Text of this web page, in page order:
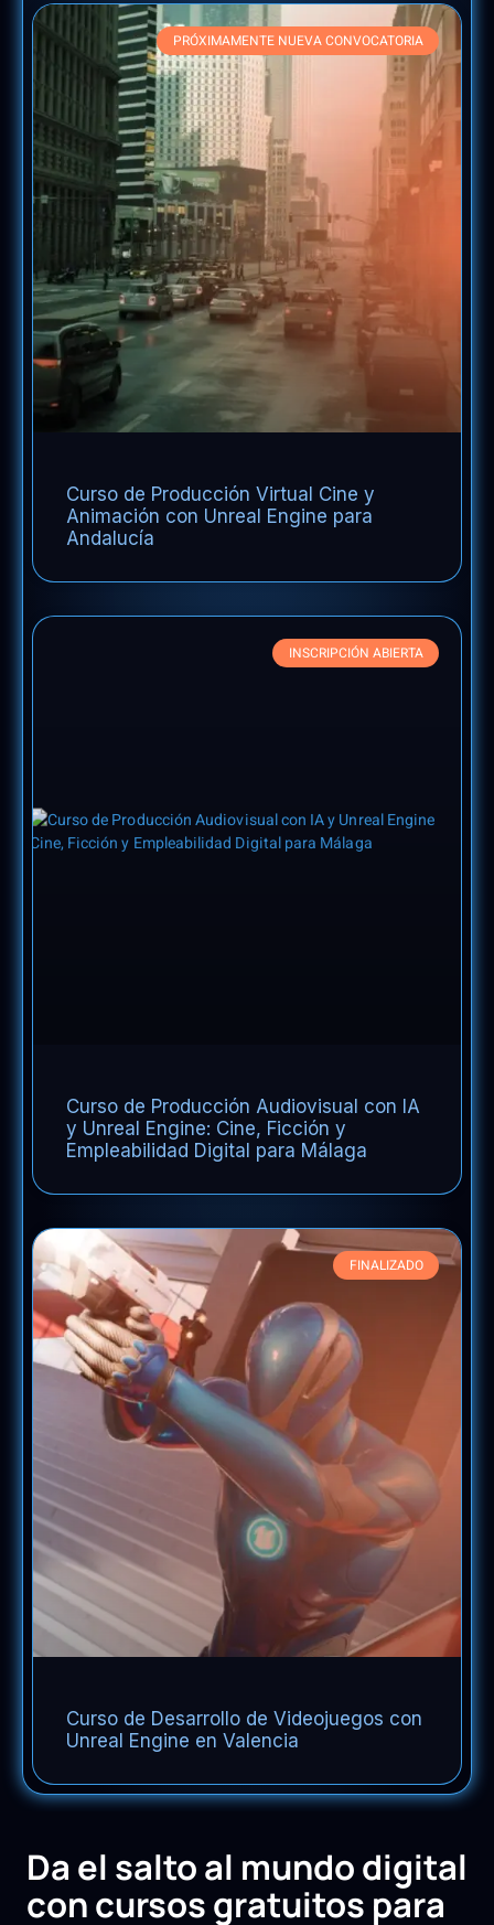
PRÓXIMAMENTE NUEVA CONVOCATORIA
Curso de Producción Virtual Cine y
Animación con Unreal Engine para
Andalucía
INSCRIPCIÓN ABIERTA
Curso de Producción Audiovisual con IA
y Unreal Engine: Cine, Ficción y
Empleabilidad Digital para Málaga
FINALIZADO
Curso de Desarrollo de Videojuegos con
Unreal Engine en Valencia
Da el salto al mundo digital
con cursos gratuitos para